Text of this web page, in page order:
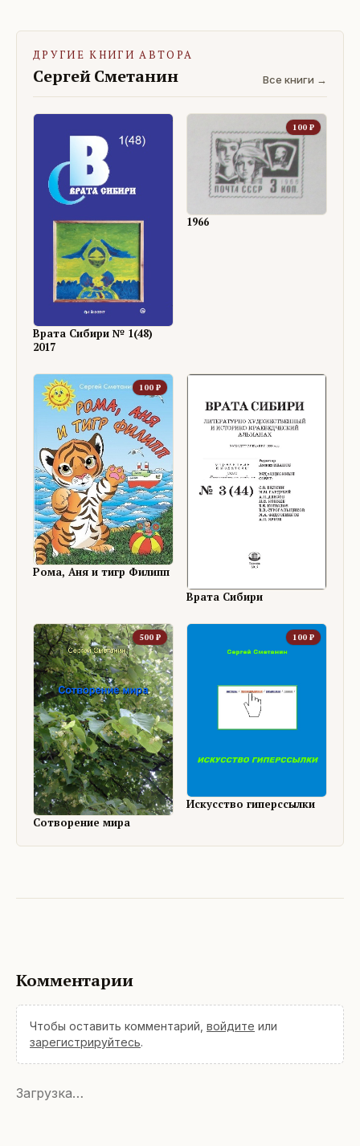
ДРУГИЕ КНИГИ АВТОРА
Сергей Сметанин Все книги →
Врата Сибири № 1(48)
2017
100 ₽
1966
100 ₽
Рома, Аня и тигр Филипп
Врата Сибири
500 ₽
Сотворение мира
100 ₽
Искусство гиперссылки
Комментарии
Чтобы оставить комментарий, войдите или
зарегистрируйтесь.
Загрузка…